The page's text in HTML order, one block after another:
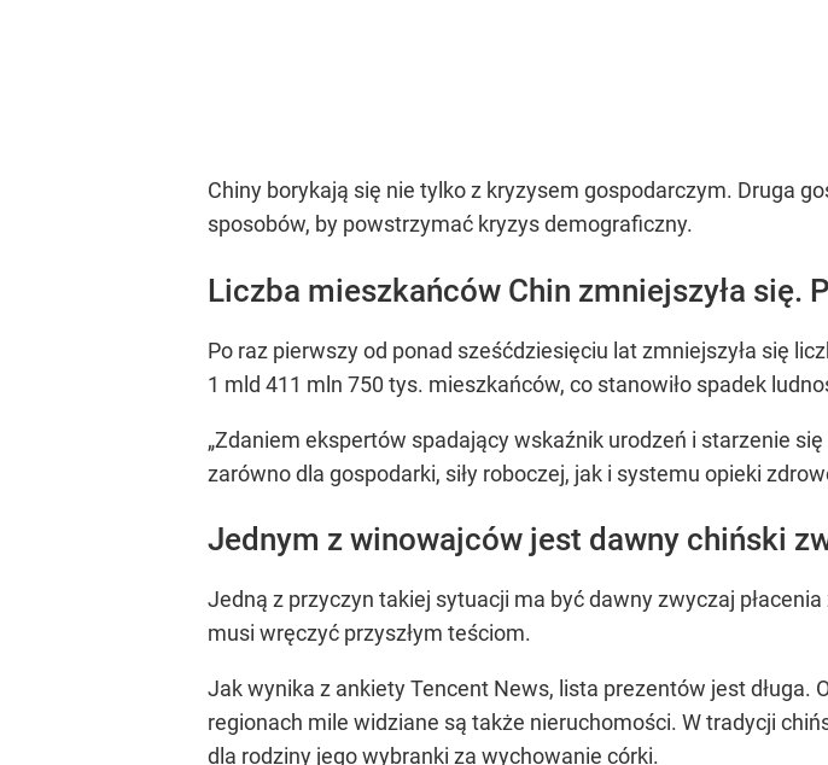
Chiny borykają się nie tylko z kryzysem gospodarczym. Druga
sposobów, by powstrzymać kryzys demograficzny.
Liczba mieszkańców Chin zmniejszyła się.
Po raz pierwszy od ponad sześćdziesięciu lat zmniejszyła się
1 mld 411 mln 750 tys. mieszkańców, co stanowiło spadek
„Zdaniem ekspertów spadający wskaźnik urodzeń i starzenie
zarówno dla gospodarki, siły roboczej, jak i systemu opieki
Jednym z winowajców jest dawny chiński
Jedną z przyczyn takiej sytuacji ma być dawny zwyczaj
musi wręczyć przyszłym teściom.
Jak wynika z ankiety Tencent News, lista prezentów jest
regionach mile widziane są także nieruchomości. W tradycji
dla rodziny jego wybranki za wychowanie córki.